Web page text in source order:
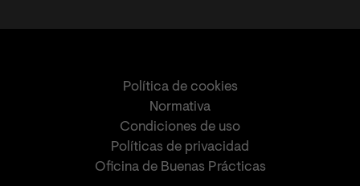
Política de cookies
Normativa
Condiciones de uso
Políticas de privacidad
Oficina de Buenas Prácticas